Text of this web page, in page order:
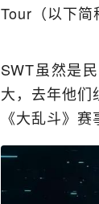
Tour（以下简
SWT虽然是
大，去年他
《大乱斗》